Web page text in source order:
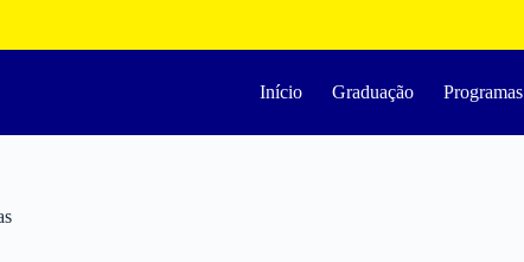
Início Graduação Programas